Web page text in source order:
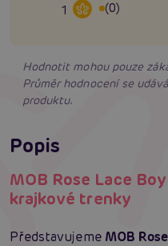
1
(0)
Hodnotit mohou pouze
Průměr hodnocení se
produktu.
Popis
MOB Rose Lace
krajkové trenky
Představujeme MOB